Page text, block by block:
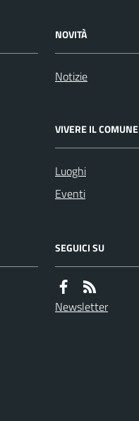
NOVITÀ
Notizie
VIVERE IL COMUNE
Luoghi
Eventi
SEGUICI SU
Newsletter